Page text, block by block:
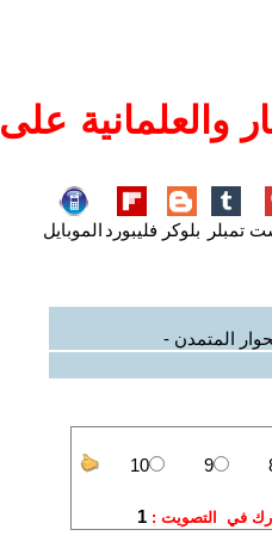
والعلمانية على
تمبلر بلوكر فليبورد الموبايل
المتمدن -